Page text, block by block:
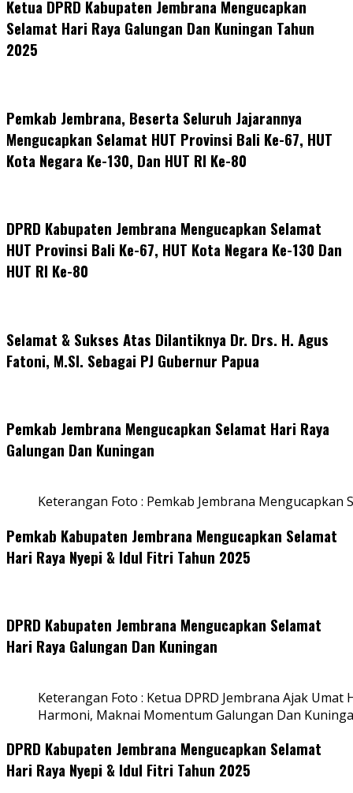
Ketua DPRD Kabupaten Jembrana Mengucapkan
Selamat Hari Raya Galungan Dan Kuningan Tahun
2025
Pemkab Jembrana, Beserta Seluruh Jajarannya
Mengucapkan Selamat HUT Provinsi Bali Ke-67, HUT
Kota Negara Ke-130, Dan HUT RI Ke-80
DPRD Kabupaten Jembrana Mengucapkan Selamat
HUT Provinsi Bali Ke-67, HUT Kota Negara Ke-130 Dan
HUT RI Ke-80
Selamat & Sukses Atas Dilantiknya Dr. Drs. H. Agus
Fatoni, M.SI. Sebagai PJ Gubernur Papua
Pemkab Jembrana Mengucapkan Selamat Hari Raya
Galungan Dan Kuningan
Keterangan Foto : Pemkab Jembrana Mengucapkan
Pemkab Kabupaten Jembrana Mengucapkan Selamat
Hari Raya Nyepi & Idul Fitri Tahun 2025
DPRD Kabupaten Jembrana Mengucapkan Selamat
Hari Raya Galungan Dan Kuningan
Keterangan Foto : Ketua DPRD Jembrana Ajak
Harmoni, Maknai Momentum Galungan Dan
DPRD Kabupaten Jembrana Mengucapkan Selamat
Hari Raya Nyepi & Idul Fitri Tahun 2025